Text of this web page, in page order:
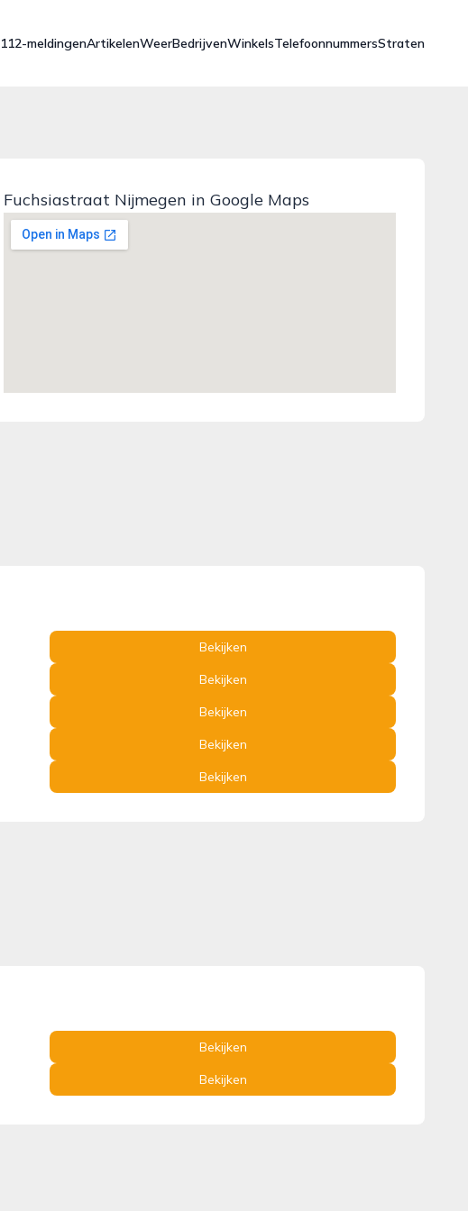
112-meldingenArtikelenWeerBedrijvenWinkelsTelefoonnummersStraten
Fuchsiastraat Nijmegen in Google Maps
Bekijken
Bekijken
Bekijken
Bekijken
Bekijken
Bekijken
Bekijken